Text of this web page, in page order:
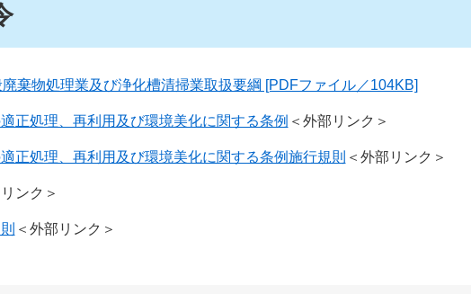
棄物処理業及び浄化槽清掃業取扱要綱 [PDFファイル／104KB]
正処理、再利用及び環境美化に関する条例 ＜外部リンク＞
正処理、再利用及び環境美化に関する条例施行規則 ＜外部リンク＞
ンク＞
＜外部リンク＞